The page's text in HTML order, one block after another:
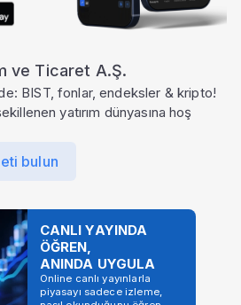
ve Ticaret A.Ş.
BIST, fonlar, endeksler & kripto!
yatırım dünyasına hoş
bulun
CANLI YAYINDA
ÖĞREN,
ANINDA UYGULA
Online canlı yayınlarla
piyasayı sadece izleme,